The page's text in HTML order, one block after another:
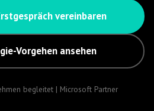
vereinbaren
Vorgehen ansehen
begleitet | Microsoft Partner